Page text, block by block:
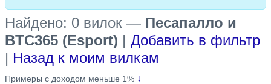
Найдено: 0 вилок — Песапалло и
BTC365 (Esport) | Добавить в фильтр
| Назад к моим вилкам
Примеры с доходом меньше 1% ↓